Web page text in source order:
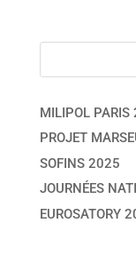
MILIPOL PARIS
PROJET
SOFINS 2025
JOURNÉES
EUROSATORY